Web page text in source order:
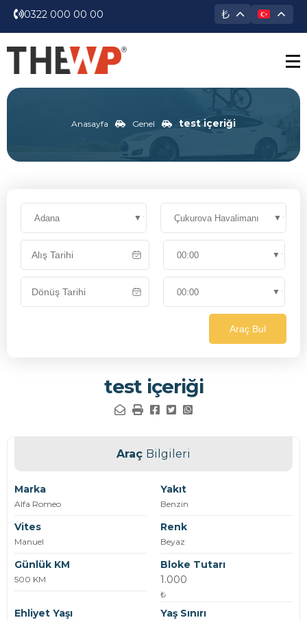
0322 000 00 00 ₺
Anasayfa Genel test içeriği
Araç Bul
test içeriği
Araç Bilgileri
Marka
Alfa Romeo
Yakıt
Benzin
Vites
Manuel
Renk
Beyaz
Günlük KM
500 KM
Bloke Tutarı
1.000
₺
Ehliyet Yaşı Yaş Sınırı